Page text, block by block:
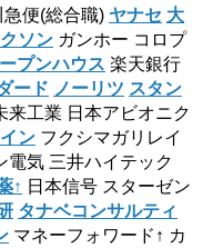
急便(総合職) ヤナセ 大
ソン ガンホー コロプ
プンハウス 楽天銀行
ード ノーリツ スタン
来工業 日本アビオニク
ン フクシマガリレイ
電気 三井ハイテック
↑ 日本信号 スターゼン
タナベコンサルティ
マネーフォワード↑ カ